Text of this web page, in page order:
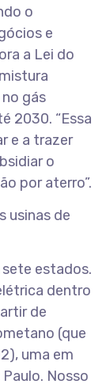
o
e
a Lei do
gás
2030. “Essa
e a trazer
o
por aterro”.
usinas de
sete estados.
dentro
de
(que
uma em
Nosso